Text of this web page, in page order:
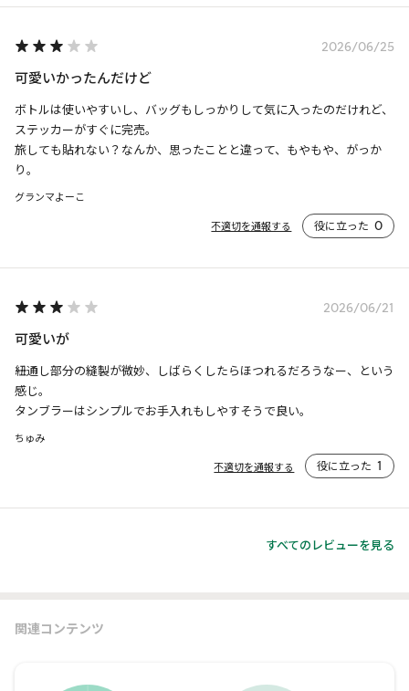
2026/06/25
可愛いかったんだけど
ボトルは使いやすいし、バッグもしっかりして気に入ったのだけれど、
ステッカーがすぐに完売。
旅しても貼れない？なんか、思ったことと違って、もやもや、がっか
り。
グランマよーこ
不適切を通報する 役に立った 0
2026/06/21
可愛いが
紐通し部分の縫製が微妙、しばらくしたらほつれるだろうなー、という
感じ。
タンブラーはシンプルでお手入れもしやすそうで良い。
ちゅみ
不適切を通報する 役に立った 1
すべてのレビューを見る
関連コンテンツ